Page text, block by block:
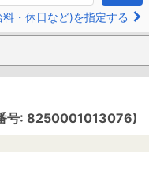
料・休日など)を指定する
号: 8250001013076)